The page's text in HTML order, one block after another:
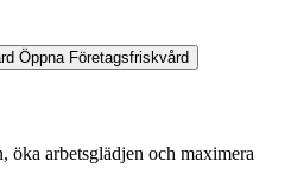
Öppna Företagsfriskvård
öka arbetsglädjen och maximera